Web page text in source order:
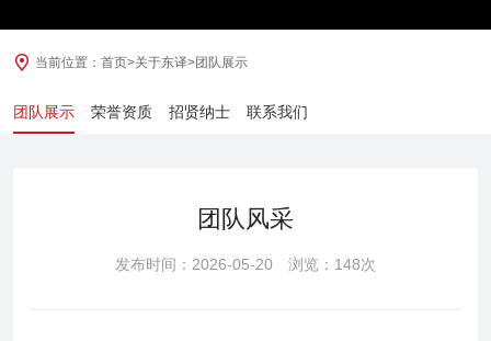
团队展示 荣誉资质 招贤纳士 联系我们
当前位置： 首页>关于东译>团队展示
团队风采
发布时间：2026-05-20 浏览：148次